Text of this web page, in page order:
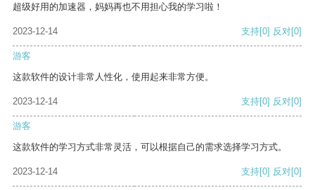
超级好用的加速器，妈妈再也不用担心我的学习啦！
2023-12-14 支持[0] 反对[0]
游客
这款软件的设计非常人性化，使用起来非常方便。
2023-12-14 支持[0] 反对[0]
游客
这款软件的学习方式非常灵活，可以根据自己的需求选择学习方式。
2023-12-14 支持[0] 反对[0]